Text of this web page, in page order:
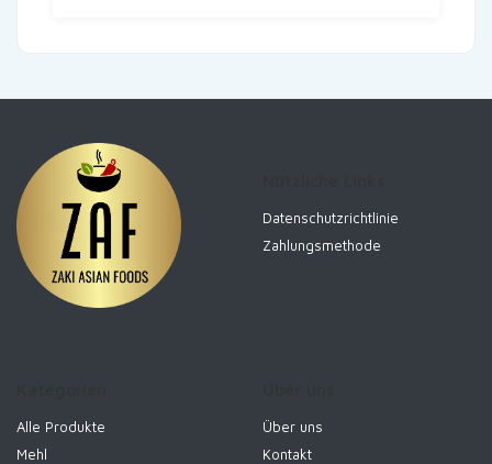
Datenschutzrichtlinie
Zahlungsmethode
Alle Produkte
Mehl
Über uns
Kontakt